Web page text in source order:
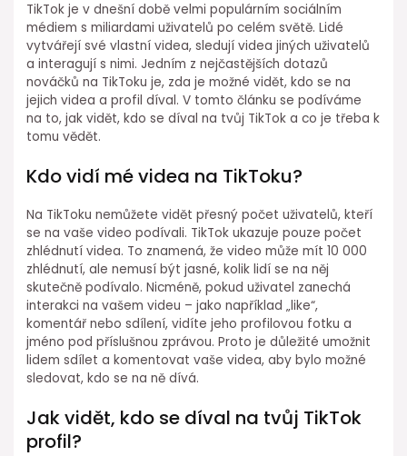
TikTok je v dnešní době velmi populárním sociálním
médiem s miliardami uživatelů po celém světě. Lidé
vytvářejí své vlastní videa, sledují videa jiných uživatelů
a interagují s nimi. Jedním z nejčastějších dotazů
nováčků na TikToku je, zda je možné vidět, kdo se na
jejich videa a profil díval. V tomto článku se podíváme
na to, jak vidět, kdo se díval na tvůj TikTok a co je třeba k
tomu vědět.
Kdo vidí mé videa na TikToku?
Na TikToku nemůžete vidět přesný počet uživatelů, kteří
se na vaše video podívali. TikTok ukazuje pouze počet
zhlédnutí videa. To znamená, že video může mít 10 000
zhlédnutí, ale nemusí být jasné, kolik lidí se na něj
skutečně podívalo. Nicméně, pokud uživatel zanechá
interakci na vašem videu – jako například „like“,
komentář nebo sdílení, vidíte jeho profilovou fotku a
jméno pod příslušnou zprávou. Proto je důležité umožnit
lidem sdílet a komentovat vaše videa, aby bylo možné
sledovat, kdo se na ně dívá.
Jak vidět, kdo se díval na tvůj TikTok
profil?